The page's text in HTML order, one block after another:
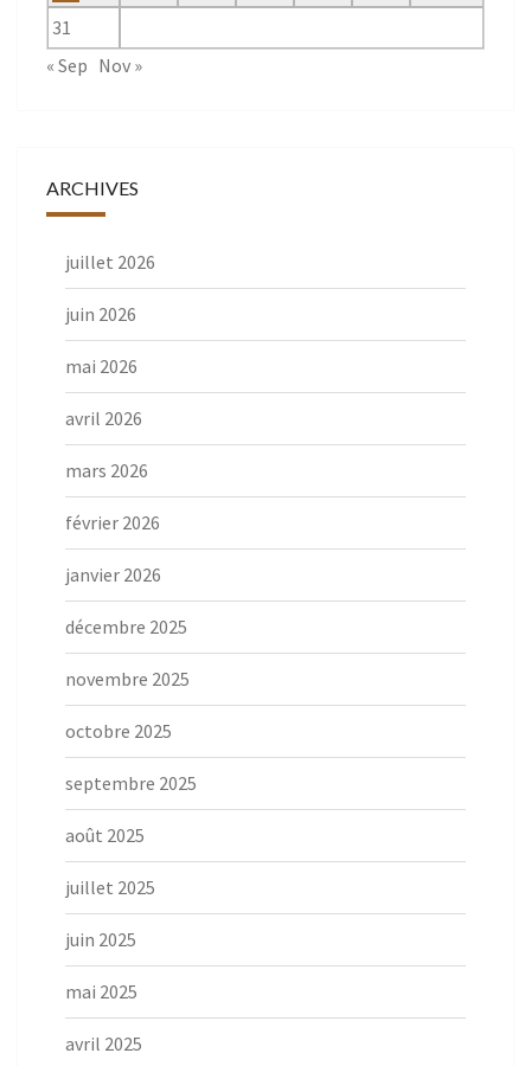
31
« Sep Nov »
ARCHIVES
juillet 2026
juin 2026
mai 2026
avril 2026
mars 2026
février 2026
janvier 2026
décembre 2025
novembre 2025
octobre 2025
septembre 2025
août 2025
juillet 2025
juin 2025
mai 2025
avril 2025